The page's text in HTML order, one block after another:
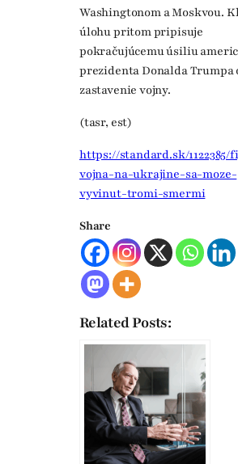
Washingtonom a Moskvou.
úlohu pritom pripisuje
pokračujúcemu úsiliu
prezidenta Donalda Trumpa
zastavenie vojny.
(tasr, est)
https://standard.sk/1122385/
vojna-na-ukrajine-sa-moze-
vyvinut-tromi-smermi
Share
Related Posts: